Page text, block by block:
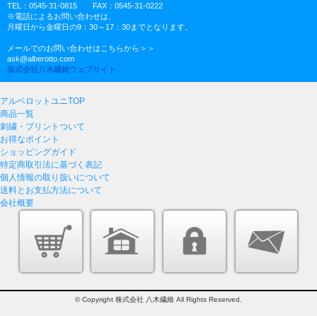
TEL：0545-31-0815 FAX：0545-31-0222
※電話によるお問い合わせは、
月曜日から金曜日の9：30～17：30までとなります。
メールでのお問い合わせはこちらから＞＞
ask@alberotto.com
株式会社八木繊維ウェブサイト
アルベロットユニTOP
商品一覧
刺繍・プリントついて
お得なポイント
ショッピングガイド
特定商取引法に基づく表記
個人情報の取り扱いについて
送料とお支払方法について
会社概要
© Copyright 株式会社 八木繊維 All Rights Reserved.